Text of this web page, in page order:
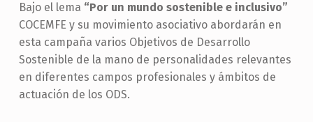
Bajo el lema “Por un mundo sostenible e inclusivo”
COCEMFE y su movimiento asociativo abordarán en
esta campaña varios Objetivos de Desarrollo
Sostenible de la mano de personalidades relevantes
en diferentes campos profesionales y ámbitos de
actuación de los ODS.